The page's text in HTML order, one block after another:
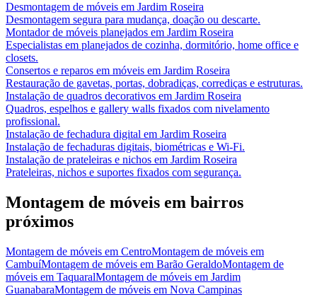
Desmontagem de móveis em Jardim Roseira
Desmontagem segura para mudança, doação ou descarte.
Montador de móveis planejados em Jardim Roseira
Especialistas em planejados de cozinha, dormitório, home office e
closets.
Consertos e reparos em móveis em Jardim Roseira
Restauração de gavetas, portas, dobradiças, corrediças e estruturas.
Instalação de quadros decorativos em Jardim Roseira
Quadros, espelhos e gallery walls fixados com nivelamento
profissional.
Instalação de fechadura digital em Jardim Roseira
Instalação de fechaduras digitais, biométricas e Wi-Fi.
Instalação de prateleiras e nichos em Jardim Roseira
Prateleiras, nichos e suportes fixados com segurança.
Montagem de móveis em bairros
próximos
Montagem de móveis em CentroMontagem de móveis em
CambuíMontagem de móveis em Barão GeraldoMontagem de
móveis em TaquaralMontagem de móveis em Jardim
GuanabaraMontagem de móveis em Nova Campinas